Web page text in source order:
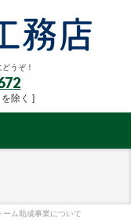
うぞ！
除く ]
ーム助成事業について